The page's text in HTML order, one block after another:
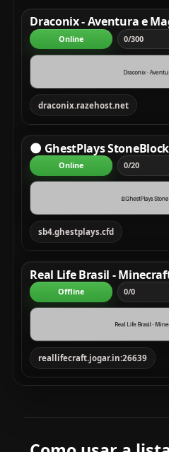
draconix.razehost.net
Draconix - Aventura e
Online 0/300
sb4.ghestplays.cfd
🌑 GhestPlays
Online 0/20
reallifecraft.jogar.in:26639
Real Life Brasil -
Offline 0/0